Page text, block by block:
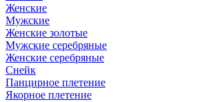
Женские
Мужские
Женские золотые
Мужские серебряные
Женские серебряные
Снейк
Панцирное плетение
Якорное плетение